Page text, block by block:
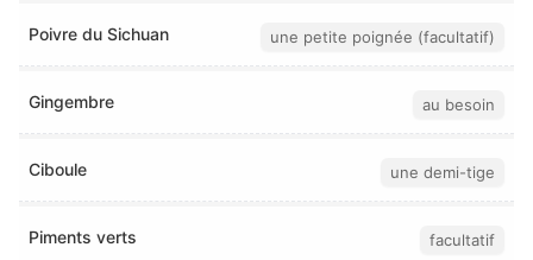
Poivre du Sichuan une petite poignée (facultatif)
Gingembre au besoin
Ciboule une demi-tige
Piments verts facultatif